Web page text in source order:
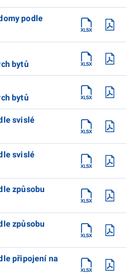
podle
bytů
bytů
svislé
svislé
způsobu
způsobu
připojení na